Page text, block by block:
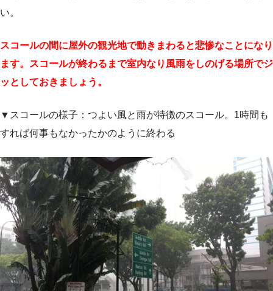
い。
スコールの間に屋外の観光地で動きまわると悲惨なことになり
ます。スコールが終わるまで室内なり風雨をしのげる場所でジ
ッとしておきましょう。
▼スコールの様子：つよい風と雨が特徴のスコール。1時間も
すれば何事もなかったかのように終わる